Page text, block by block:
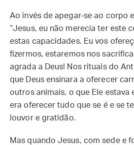
Ao invés de apegar-se ao corpo
“Jesus, eu não merecia ter este
estas capacidades. Eu vos
fizermos, estaremos nos
agrada a Deus! Nos rituais do
que Deus ensinara a oferecer
outros animais, o que Ele estava
era oferecer tudo que se é e se
louvor e gratidão.
Mas quando Jesus, com sede e